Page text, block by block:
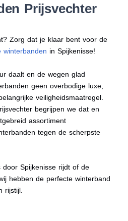
Prijsvechter
Zorg dat je klaar bent voor de
winterbanden in Spijkenisse!
daalt en de wegen glad
geen overbodige luxe,
veiligheidsmaatregel.
begrijpen we dat en
assortiment
tegen de scherpste
door Spijkenisse rijdt of de
hebben de perfecte winterband
rijstijl.